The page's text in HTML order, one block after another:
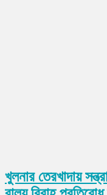
খুলনার তেরখাদায়